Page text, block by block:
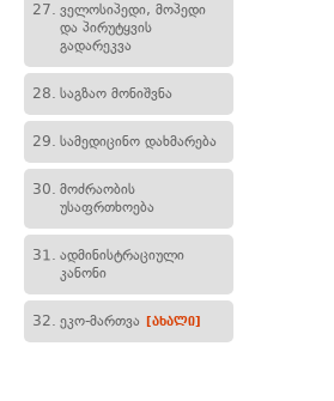
27. ველოსიპედი, მოპედი
და პირუტყვის
გადარეკვა
28. საგზაო მონიშვნა
29. სამედიცინო დახმარება
30. მოძრაობის
უსაფრთხოება
31. ადმინისტრაციული
კანონი
32. ეკო-მართვა [ახალი]